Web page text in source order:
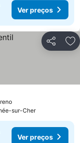
Ver preços
Partilhar
Ver preços
sur-Cher
Ver preços